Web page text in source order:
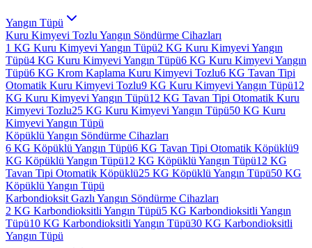
Yangın Tüpü
Kuru Kimyevi Tozlu Yangın Söndürme Cihazları
1 KG Kuru Kimyevi Yangın Tüpü2 KG Kuru Kimyevi Yangın
Tüpü4 KG Kuru Kimyevi Yangın Tüpü6 KG Kuru Kimyevi Yangın
Tüpü6 KG Krom Kaplama Kuru Kimyevi Tozlu6 KG Tavan Tipi
Otomatik Kuru Kimyevi Tozlu9 KG Kuru Kimyevi Yangın Tüpü12
KG Kuru Kimyevi Yangın Tüpü12 KG Tavan Tipi Otomatik Kuru
Kimyevi Tozlu25 KG Kuru Kimyevi Yangın Tüpü50 KG Kuru
Kimyevi Yangın Tüpü
Köpüklü Yangın Söndürme Cihazları
6 KG Köpüklü Yangın Tüpü6 KG Tavan Tipi Otomatik Köpüklü9
KG Köpüklü Yangın Tüpü12 KG Köpüklü Yangın Tüpü12 KG
Tavan Tipi Otomatik Köpüklü25 KG Köpüklü Yangın Tüpü50 KG
Köpüklü Yangın Tüpü
Karbondioksit Gazlı Yangın Söndürme Cihazları
2 KG Karbondioksitli Yangın Tüpü5 KG Karbondioksitli Yangın
Tüpü10 KG Karbondioksitli Yangın Tüpü30 KG Karbondioksitli
Yangın Tüpü